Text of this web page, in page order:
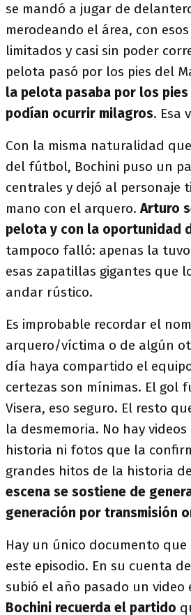
se mandó a jugar de
merodeando el área, con
limitados y casi sin poder
pelota pasó por los pies del
la pelota pasaba por los
podían ocurrir milagros. Esa
Con la misma naturalidad
del fútbol, Bochini puso un
centrales y dejó al personaje
mano con el arquero.Arturo
pelota y con la oportunidad
tampoco falló: apenas la
esas zapatillas gigantes que
andar rústico.
Es improbable recordar el
arquero/víctima o de algún
día haya compartido el
certezas son mínimas. El gol
Visera, eso seguro. El resto
la desmemoria. No hay
historia ni fotos que la
grandes hitos de la historia
escena se sostiene de
generación por transmisión
Hay un único documento que
este episodio. En su cuenta
subió el año pasado un video
Bochini recuerda el partido